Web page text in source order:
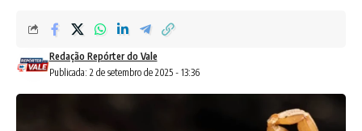
Publicada: 2 de setembro de 2025 - 13:36
Redação Repórter do Vale